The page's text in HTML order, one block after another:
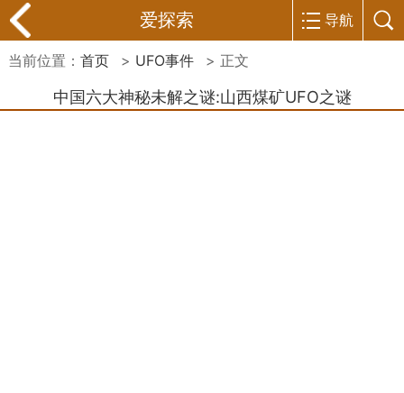
爱探索 导航
当前位置： 首页 > UFO事件 > 正文
中国六大神秘未解之谜:山西煤矿UFO之谜